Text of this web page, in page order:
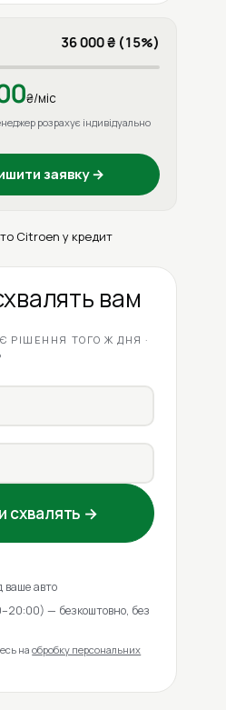
36 000 ₴ (15%)
₴/міс
розрахує індивідуально
заявку →
Citroen у кредит
вам
РІШЕННЯ ТОГО Ж ДНЯ ·
схвалять →
ваше авто
— безкоштовно, без
наобробку персональних